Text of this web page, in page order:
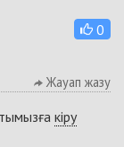
0
Жауап жазу
кіру